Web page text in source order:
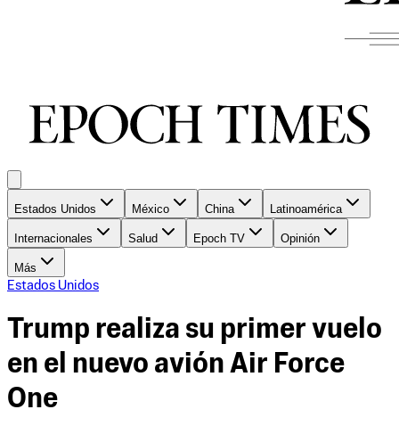
Estados Unidos México China Latinoamérica
Internacionales Salud Epoch TV Opinión
Más
Estados Unidos
Trump realiza su primer vuelo
en el nuevo avión Air Force
One